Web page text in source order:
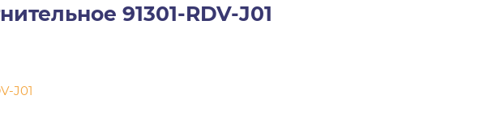
91301-RDV-J01
J01